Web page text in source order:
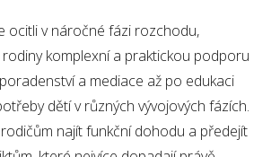
ocitli v náročné fázi rozchodu,
rodiny komplexní a praktickou podporu
a mediace až po edukaci
dětí v různých vývojových fázích.
najít funkční dohodu a předejít